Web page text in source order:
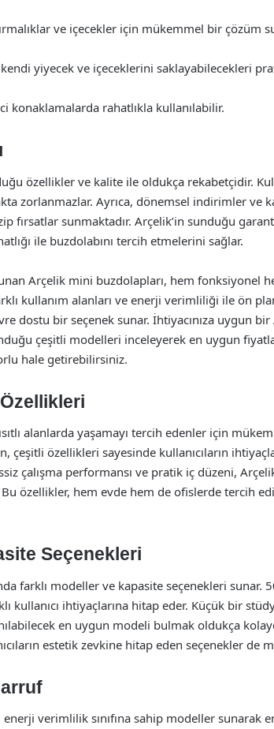
ve içecekler için mükemmel bir çözüm
yiyecek ve içeceklerini saklayabilecekleri
rahatlıkla kullanılabilir.
özellikler ve kalite ile oldukça rekabetçidir.
zorlanmazlar. Ayrıca, dönemsel indirimler ve
fırsatlar sunmaktadır. Arçelik’in sunduğu
ile buzdolabını tercih etmelerini sağlar.
Arçelik mini buzdolapları, hem fonksiyonel
kullanım alanları ve enerji verimliliği ile ön
dostu bir seçenek sunar. İhtiyacınıza uygun
çeşitli modelleri inceleyerek en uygun
hale getirebilirsiniz.
alanlarda yaşamayı tercih edenler için
çeşitli özellikleri sayesinde kullanıcıların
çalışma performansı ve pratik iç düzeni,
Bu özellikler, hem evde hem de ofislerde tercih
Seçenekleri
farklı modeller ve kapasite seçenekleri sunar.
kullanıcı ihtiyaçlarına hitap eder. Küçük bir
en uygun modeli bulmak oldukça
estetik zevkine hitap eden seçenekler de
verimlilik sınıfına sahip modeller sunarak